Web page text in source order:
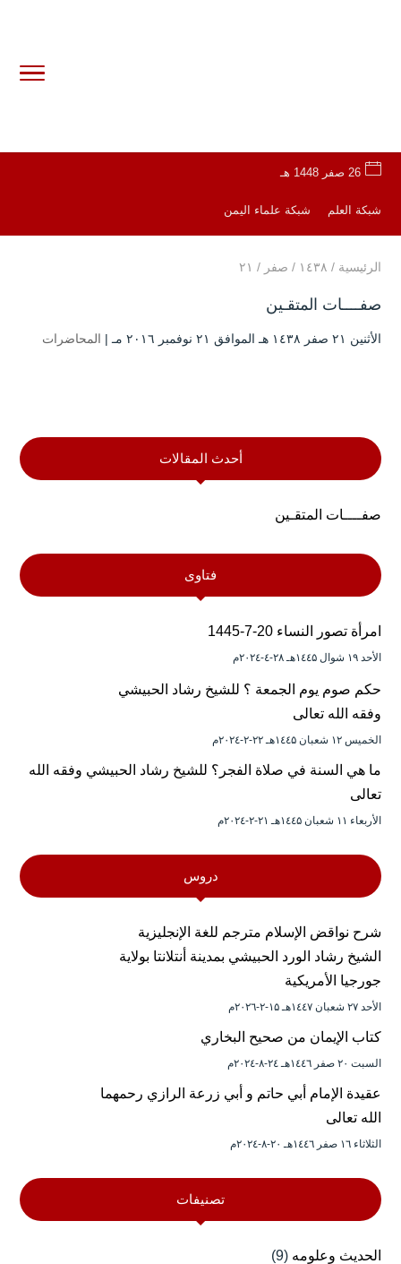
26 صفر 1448 هـ
شبكة العلم شبكة علماء اليمن
الرئيسية / ۱٤۳۸ / صفر / ۲۱
صفــــات المتقـين
الأثنين ۲۱ صفر ۱٤۳۸ هـ الموافق ۲۱ نوفمبر ۲۰۱٦ مـ | المحاضرات
أحدث المقالات
صفــــات المتقـين
فتاوى
امرأة تصور النساء 20-7-1445
الأحد ۱۹ شوال ۱٤٤۵هـ ۲۸-٤-۲۰۲٤م
حكم صوم يوم الجمعة ؟ للشيخ رشاد الحبيشي
وفقه الله تعالى
الخميس ۱۲ شعبان ۱٤٤۵هـ ۲۲-۲-۲۰۲٤م
ما هي السنة في صلاة الفجر؟ للشيخ رشاد الحبيشي وفقه الله
تعالى
الأربعاء ۱۱ شعبان ۱٤٤۵هـ ۲۱-۲-۲۰۲٤م
دروس
شرح نواقض الإسلام مترجم للغة الإنجليزية
الشيخ رشاد الورد الحبيشي بمدينة أنتلانتا بولاية
جورجيا الأمريكية
الأحد ۲۷ شعبان ۱٤٤۷هـ ۱۵-۲-۲۰۲٦م
كتاب الإيمان من صحيح البخاري
السبت ۲۰ صفر ۱٤٤٦هـ ۲٤-۸-۲۰۲٤م
عقيدة الإمام أبي حاتم و أبي زرعة الرازي رحمهما
الله تعالى
الثلاثاء ۱٦ صفر ۱٤٤٦هـ ۲۰-۸-۲۰۲٤م
تصنيفات
الحديث وعلومه (9)